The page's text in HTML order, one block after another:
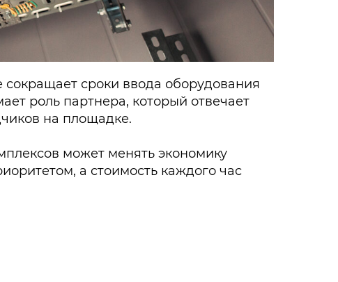
сроки ввода оборудования
роль партнера, который отвечает
на площадке.
может менять экономику
а стоимость каждого час